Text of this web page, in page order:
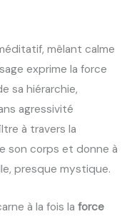
mêlant calme
exprime la force
sa hiérarchie,
agressivité
à travers la
son corps et donne à
presque mystique.
à la fois la force